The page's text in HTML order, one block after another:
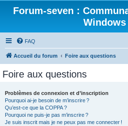
Forum-seven :
Windows
FAQ
Accueil du forum Foire aux questions
Foire aux questions
Problèmes de connexion et d’inscription
Pourquoi ai-je besoin de m’inscrire ?
Qu’est-ce que la COPPA ?
Pourquoi ne puis-je pas m’inscrire ?
Je suis inscrit mais je ne peux pas me connecter !